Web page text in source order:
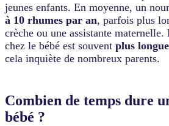
jeunes enfants. En moyenne, un
à 10 rhumes par an, parfois plus
crèche ou une assistante maternelle.
chez le bébé est souvent plus
cela inquiète de nombreux parents.
Combien de temps dure
bébé ?